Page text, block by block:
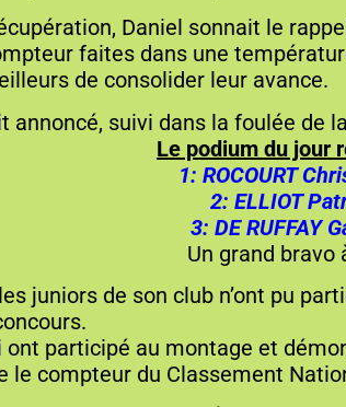
Daniel sonnait le
faites dans une
de consolider leur avance.
annoncé, suivi dans la foulée de
Le podium du jour
1: ROCOURT
2: ELLIOT
3: DE RUFFAY
Un grand bravo
juniors de son club n’ont pu
ont participé au montage et
le compteur du Classement